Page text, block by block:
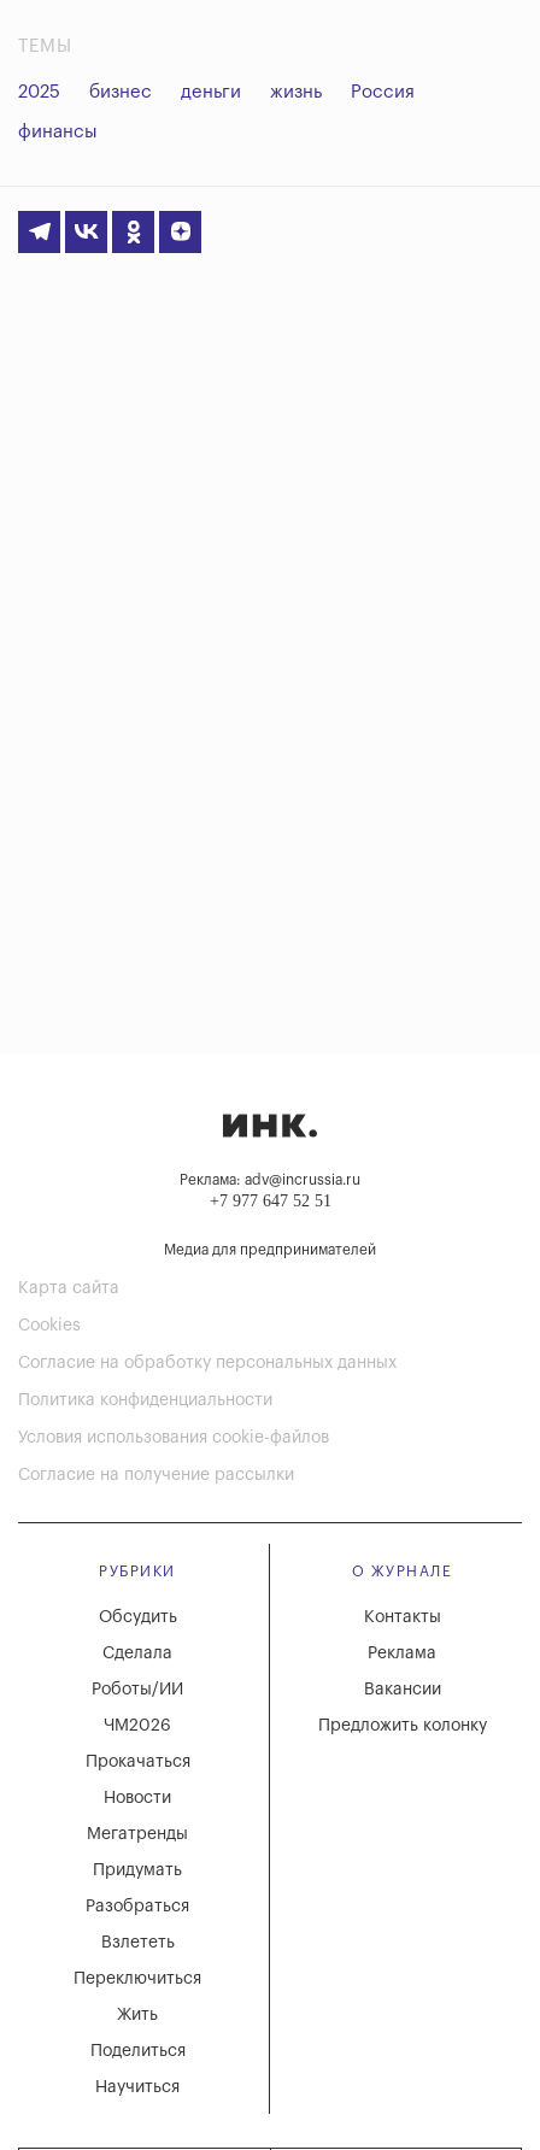
ТЕМЫ
2025 бизнес деньги жизнь Россия
финансы
Реклама: adv@incrussia.ru
+7 977 647 52 51
Медиа для предпринимателей
Карта сайта
Cookies
Согласие на обработку персональных данных
Политика конфиденциальности
Условия использования cookie-файлов
Согласие на получение рассылки
РУБРИКИ
Мегатренды
Придумать
Разобраться
Взлететь
Новости
Переключиться
Жить
Поделиться
Научиться
Обсудить
Сделала
Роботы/ИИ
ЧМ2026
Прокачаться
О ЖУРНАЛЕ
Вакансии
Реклама
Контакты
Предложить колонку